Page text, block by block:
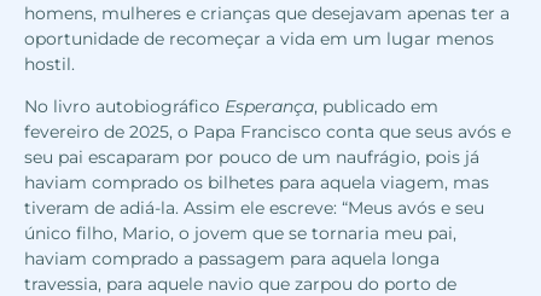
homens, mulheres e crianças que desejavam apenas ter a
oportunidade de recomeçar a vida em um lugar menos
hostil.
No livro autobiográfico Esperança, publicado em
fevereiro de 2025, o Papa Francisco conta que seus avós e
seu pai escaparam por pouco de um naufrágio, pois já
haviam comprado os bilhetes para aquela viagem, mas
tiveram de adiá-la. Assim ele escreve: “Meus avós e seu
único filho, Mario, o jovem que se tornaria meu pai,
haviam comprado a passagem para aquela longa
travessia, para aquele navio que zarpou do porto de